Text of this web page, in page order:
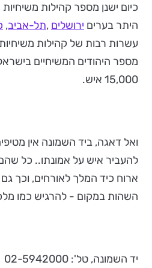
כיום ישנן מספר קהילות
היתר בערים ירושלים ,תל-אביב,
עשרות רבות של קהילות
15,000 איש.
ואל דאגה, ביד השמונה אין
להעביר איש על אמונתו.. כל
ארוח כיד המלך לאורחים, וכך
השהות במקום - להרגיש כמו
יד השמונה, טל': 02-5942000